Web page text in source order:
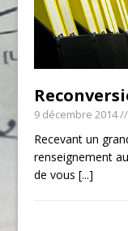
9 décembre 2014//
Recevant un
renseignement
de vous[...]